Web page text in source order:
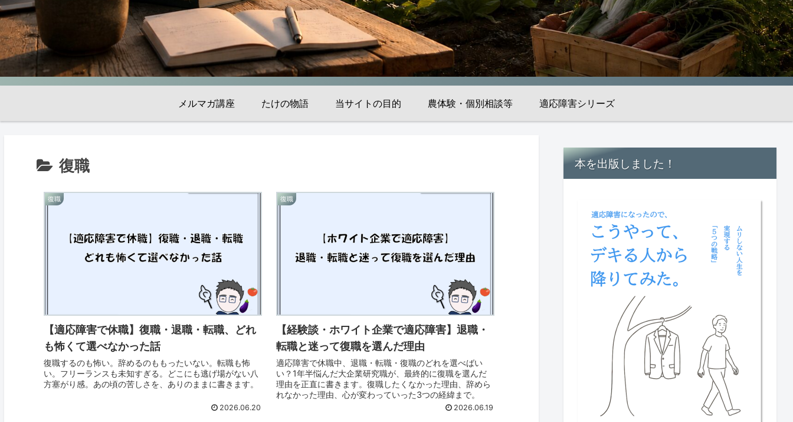
メルマガ講座 たけの物語 当サイトの目的 農体験・個別相談等 適応障害シリーズ
復職
復職
【適応障害で休職】復職・退職・転職、どれ
も怖くて選べなかった話
復職するのも怖い。辞めるのももったいない。転職も怖
い。フリーランスも未知すぎる。どこにも逃げ場がない八
方塞がり感。あの頃の苦しさを、ありのままに書きます。
2026.06.20
復職
【経験談・ホワイト企業で適応障害】退職・
転職と迷って復職を選んだ理由
適応障害で休職中、退職・転職・復職のどれを選べばい
い？1年半悩んだ大企業研究職が、最終的に復職を選んだ
理由を正直に書きます。復職したくなかった理由、辞めら
れなかった理由、心が変わっていった3つの経緯まで。
2026.06.19
本を出版しました！